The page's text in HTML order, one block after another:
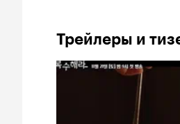
Трейлеры и